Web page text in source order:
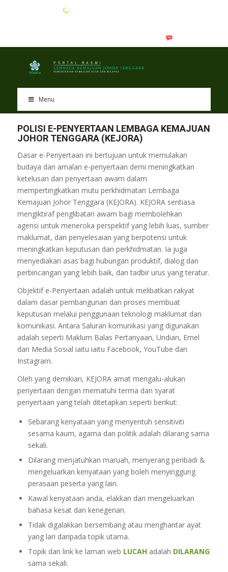
Menu
POLISI E-PENYERTAAN LEMBAGA KEMAJUAN
JOHOR TENGGARA (KEJORA)
Dasar e-Penyertaan ini bertujuan untuk memulakan
budaya dan amalan e-penyertaan demi meningkatkan
ketelusan dan penyertaan awam dalam
mempertingkatkan mutu perkhidmatan Lembaga
Kemajuan Johor Tenggara (KEJORA). KEJORA sentiasa
mengiktiraf penglibatan awam bagi membolehkan
agensi untuk meneroka perspektif yang lebih luas, sumber
maklumat, dan penyelesaian yang berpotensi untuk
meningkatkan keputusan dan perkhidmatan. Ia juga
menyediakan asas bagi hubungan produktif, dialog dan
perbincangan yang lebih baik, dan tadbir urus yang teratur.
Objektif e-Penyertaan adalah untuk melibatkan rakyat
dalam dasar pembangunan dan proses membuat
keputusan melalui penggunaan teknologi maklumat dan
komunikasi. Antara Saluran komunikasi yang digunakan
adalah seperti Maklum Balas Pertanyaan, Undian, Emel
dan Media Sosial iaitu iaitu Facebook, YouTube dan
Instagram.
Oleh yang demikian, KEJORA amat mengalu-alukan
penyertaan dengan mematuhi terma dan syarat
penyertaan yang telah ditetapkan seperti berikut:
Sebarang kenyataan yang menyentuh sensitiviti
sesama kaum, agama dan politik adalah dilarang sama
sekali.
Dilarang menjatuhkan maruah, menyerang peribadi &
mengeluarkan kenyataan yang boleh menyinggung
perasaan peserta yang lain.
Kawal kenyataan anda, elakkan dari mengeluarkan
bahasa kesat dan kenegerian.
Tidak digalakkan bersembang atau menghantar ayat
yang lari daripada topik utama.
Topik dan link ke laman web LUCAHadalah DILARANG
sama sekali.